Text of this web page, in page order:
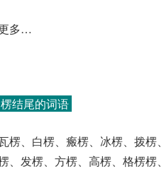
多…
楞结尾的词语
楞、白楞、瘢楞、冰楞、拨楞
、发楞、方楞、高楞、格楞楞